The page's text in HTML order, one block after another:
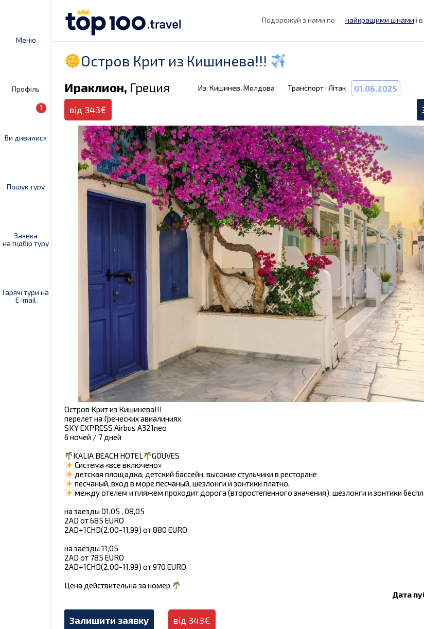
Меню
Профіль
Ви дивилися
1
Пошук туру
Заявка
на підбір туру
Гарячі тури на
E-mail
Подорожуй з нами по найкращими цінами і в
Остров Крит из Кишинева!!!
Ираклион, Греция Из: Кишинев, Молдова Транспорт : Літак 01.06.2025
від 343€
Остров Крит из Кишинева!!!
перелет на Греческих авиалиниях
SKY EXPRESS Airbus A321neo
6 ночей / 7 дней
KALIA BEACH HOTEL
GOUVES
Система «все включено»
детская площадка, детский бассейн, высокие стульчики в ресторане
песчаный, вход в море песчаный, шезлонги и зонтики платно,
между отелем и пляжем проходит дорога (второстепенного значения), шезлонги и зонтики
на заезды 01,05 , 08,05
2AD от 685 EURO
2AD+1CHD(2.00-11.99) от 880 EURO
на заезды 11,05
2AD от 785 EURO
2AD+1CHD(2.00-11.99) от 970 EURO
Цена действительна за номер
Дата
Залишити заявку від 343€